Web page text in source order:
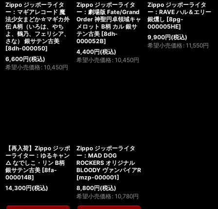
Zippo ジッポーライタ
ー：マギアレコード 魔
法少女まどか☆マギカ外
伝 A柄（いろは、やち
よ、鶴乃、フェリシア、
さな） 銀サテン古美
[8dh-000050]
6,600円(税込)
希望小売価格 : 10,450円
Zippo ジッポーライタ
ー：劇場版 Fate/Grand
Order 神聖円卓領域キャ
メロット B柄 カル 銀サ
テン古美 [8dh-
000052B]
4,400円(税込)
希望小売価格 : 10,450円
Zippo ジッポーライタ
ー：RAVE ハル＆エリー
銀燻し [8pg-
000005HE]
9,900円(税込)
希望小売価格 : 11,550円
【再入荷】Zippo ジッポ
ーライター：ゆるキャン
△ なでしこ・リン B柄
銀サテン古美 [8fa-
000014B]
14,300円(税込)
Zippo ジッポーライタ
ー：MAD DOG
ROCKERS オリジナル
BLOODY ヴァンパイアR
[mzp-000001]
8,800円(税込)
希望小売価格 : 10,780円